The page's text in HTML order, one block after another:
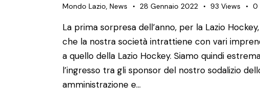
Mondo Lazio, News 28 Gennaio 2022 93 Views 0
La prima sorpresa dell’anno, per la Lazio
che la nostra società intrattiene con vari
a quello della Lazio Hockey. Siamo quindi
l’ingresso tra gli sponsor del nostro sodalizio
amministrazione e…